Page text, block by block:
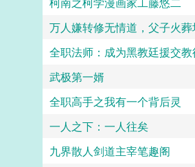
黏糊糊，中后期作者
上以后超级黏人恨不
女。世界背景私设巨
的宝宝直接点叉，还
收藏～文案如下古以
小白菜。他们变态又
报，还致力于毁灭世
万人嫌转修无情道，父子火葬
武极第一婿
全职高手之我有一个背后灵
一人之下：一人往矣
九界散人剑道主宰笔趣阁